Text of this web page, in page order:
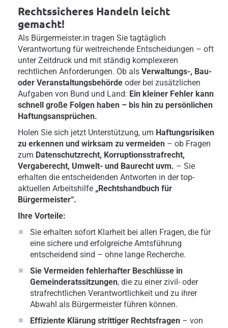
Rechtssicheres Handeln leicht
gemacht!
Als Bürgermeister:in tragen Sie tagtäglich
Verantwortung für weitreichende Entscheidungen – oft
unter Zeitdruck und mit ständig komplexeren
rechtlichen Anforderungen. Ob als Verwaltungs-, Bau-
oder Veranstaltungsbehörde oder bei zusätzlichen
Aufgaben von Bund und Land: Ein kleiner Fehler kann
schnell große Folgen haben – bis hin zu persönlichen
Haftungsansprüchen.
Holen Sie sich jetzt Unterstützung, um Haftungsrisiken
zu erkennen und wirksam zu vermeiden – ob Fragen
zum Datenschutzrecht, Korruptionsstrafrecht,
Vergaberecht, Umwelt- und Baurecht uvm. – Sie
erhalten die entscheidenden Antworten in der top-
aktuellen Arbeitshilfe „Rechtshandbuch für
Bürgermeister“.
Ihre Vorteile:
Sie erhalten sofort Klarheit bei allen Fragen, die für
eine sichere und erfolgreiche Amtsführung
entscheidend sind – ohne lange Recherche.
Sie Vermeiden fehlerhafter Beschlüsse in
Gemeinderatssitzungen, die zu einer zivil- oder
strafrechtlichen Verantwortlichkeit und zu ihrer
Abwahl als Bürgermeister führen können.
Effiziente Klärung strittiger Rechtsfragen – von